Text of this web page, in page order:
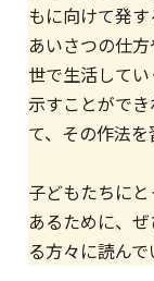
もに向けて発す
あいさつの仕
世で生活して
示すことがで
て、その作法を
子どもたちに
あるために、
る方々に読んで